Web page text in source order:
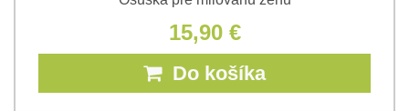
15,90 €
Do košíka